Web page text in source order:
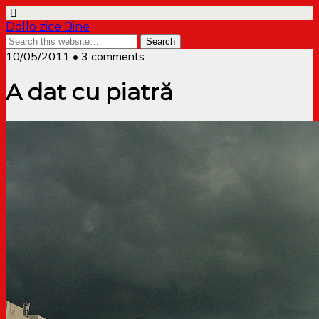
Dollo zice Bine
10/05/2011 • 3 comments
A dat cu piatră